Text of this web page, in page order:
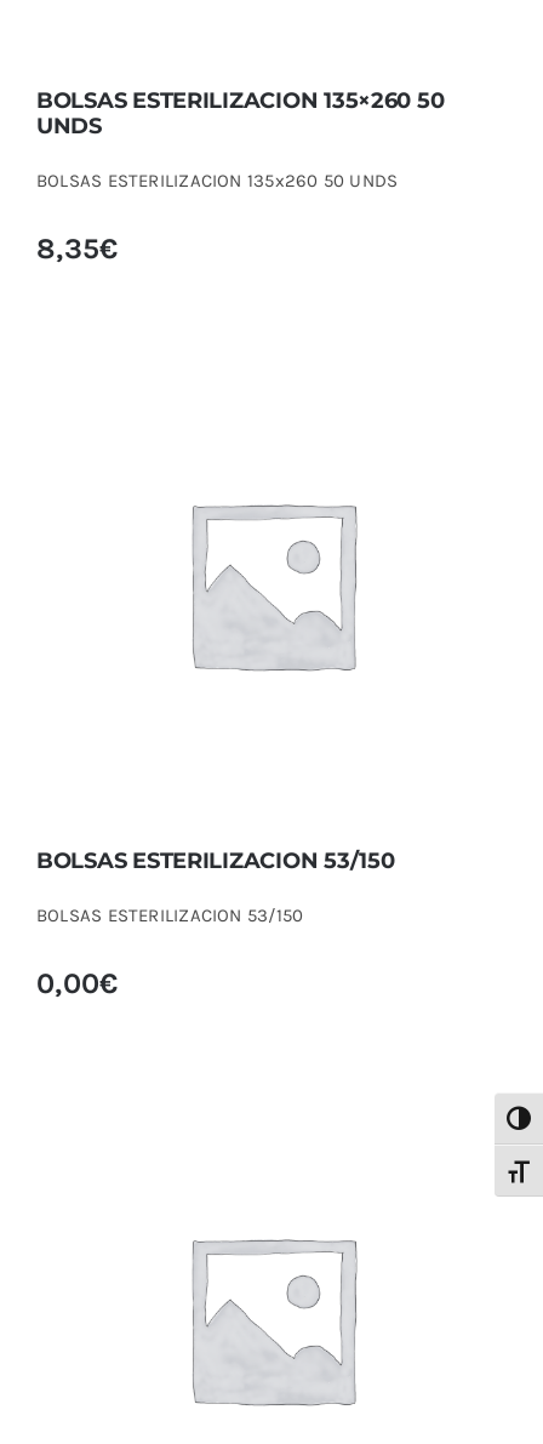
BOLSAS ESTERILIZACION 135×260 50
UNDS
BOLSAS ESTERILIZACION 135x260 50 UNDS
8,35€
BOLSAS ESTERILIZACION 53/150
BOLSAS ESTERILIZACION 53/150
BOLSAS ESTERILIZACION 53/150
0,00€
BOLSAS ESTERILIZACION 90X160 100
UNDS